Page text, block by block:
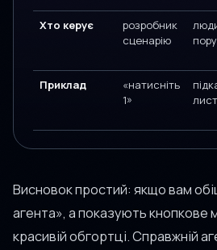
Хто керує
розробник
сценарію
Приклад
«натисніть
1»
Висновок простий: якщо вам
агента», а показують
красивій обгортці. Справжній